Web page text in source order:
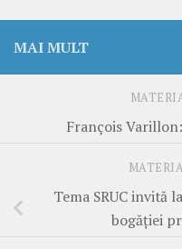
MAI MULT
François
Tema SRUC invită
bogăţiei